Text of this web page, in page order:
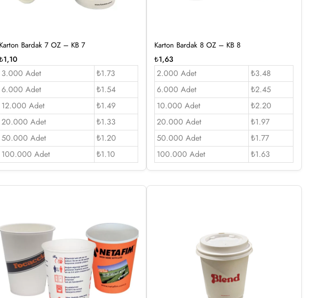
Karton Bardak 7 OZ – KB 7
1,10
3.000 Adet
₺1.73
6.000 Adet
₺1.54
12.000 Adet
₺1.49
20.000 Adet
₺1.33
50.000 Adet
₺1.20
100.000 Adet
₺1.10
Karton Bardak 8 OZ – KB 8
₺1,63
2.000 Adet
₺3.48
6.000 Adet
₺2.45
10.000 Adet
₺2.20
20.000 Adet
₺1.97
50.000 Adet
₺1.77
100.000 Adet
₺1.63